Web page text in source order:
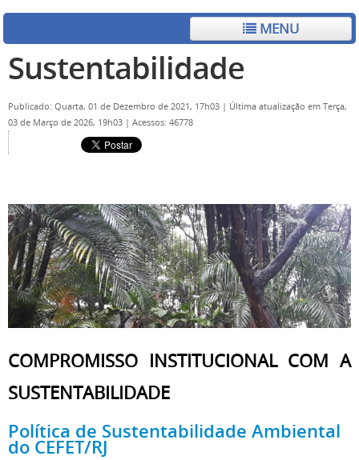
MENU
Sustentabilidade
Publicado: Quarta, 01 de Dezembro de 2021, 17h03 | Última atualização em Terça,
03 de Março de 2026, 19h03 | Acessos: 46778
COMPROMISSO INSTITUCIONAL COM A
SUSTENTABILIDADE
Política de Sustentabilidade Ambiental
do CEFET/RJ